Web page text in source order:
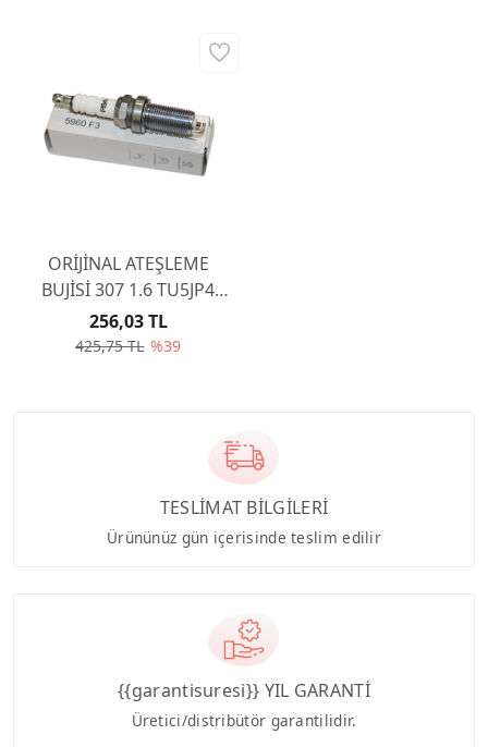
ORİJİNAL ATEŞLEME
BUJİSİ 307 1.6 TU5JP4
5960F3
425,75 TL %39
256,03 TL
TESLİMAT BİLGİLERİ
Ürününüz gün içerisinde teslim edilir
{{garantisuresi}} YIL GARANTİ
Üretici/distribütör garantilidir.